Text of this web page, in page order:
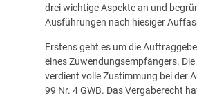
drei wichtige Aspekte an und
Ausführungen nach hiesiger
Erstens geht es um die
eines Zuwendungsempfängers.
verdient volle Zustimmung bei der
99 Nr. 4 GWB. Das Vergaberecht